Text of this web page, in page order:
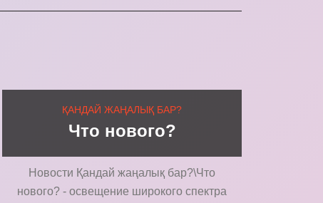
ҚАНДАЙ ЖАҢАЛЫҚ БАР?
Что нового?
Новости Қандай жаңалық бар?\Что
нового? - освещение широкого спектра